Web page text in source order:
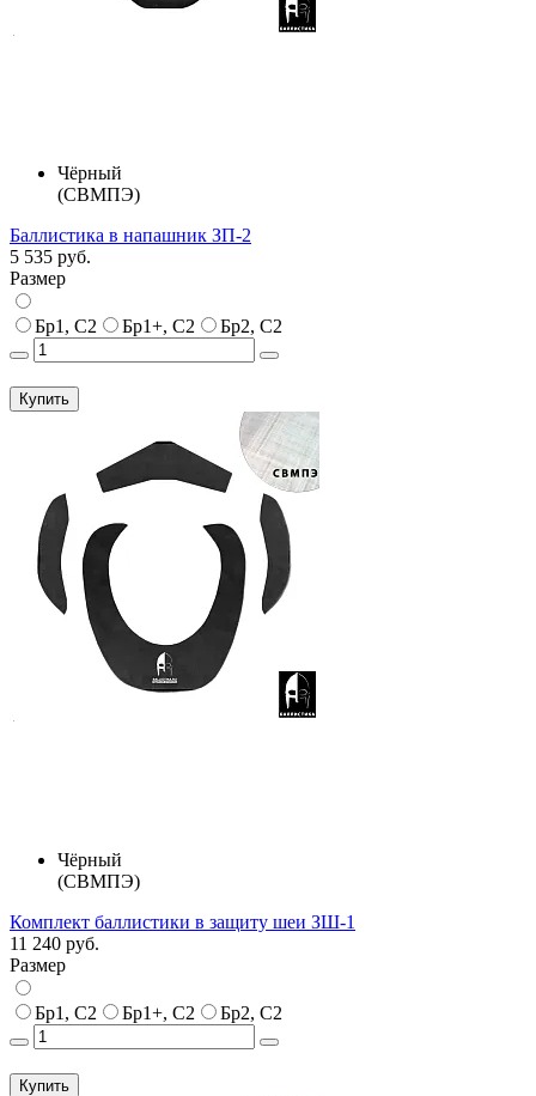
Чёрный
(СВМПЭ)
Баллистика в напашник ЗП-2
5 535 руб.
Размер
Бр1, С2 Бр1+, С2 Бр2, С2
Купить
Чёрный
(СВМПЭ)
Комплект баллистики в защиту шеи ЗШ-1
11 240 руб.
Размер
Бр1, С2 Бр1+, С2 Бр2, С2
Купить